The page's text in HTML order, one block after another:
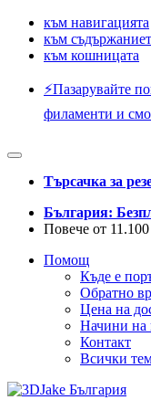
към навигацията
към
към кошницата
⚡️Пазарувайте
филаменти и
Търсачка за
България:
Повече от
Помощ
Къде е
Обратно
Цена на
Начини на
Контакт
Всички